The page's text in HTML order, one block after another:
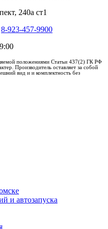
240а ст1
8-923-457-9900
положениями Статьи 437(2) ГК РФ
Производитель оставляет за собой
вид и и комплектность без
и автозапуска